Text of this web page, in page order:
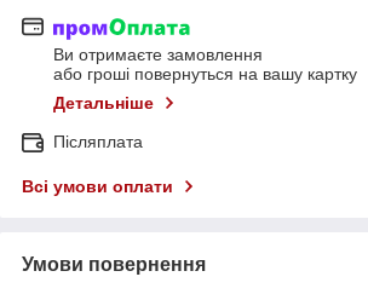
Ви отримаєте замовлення
або гроші повернуться на вашу картку
Детальніше
Післяплата
Всі умови оплати
Умови повернення